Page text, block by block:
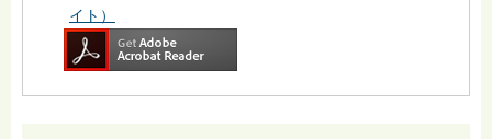
イト）